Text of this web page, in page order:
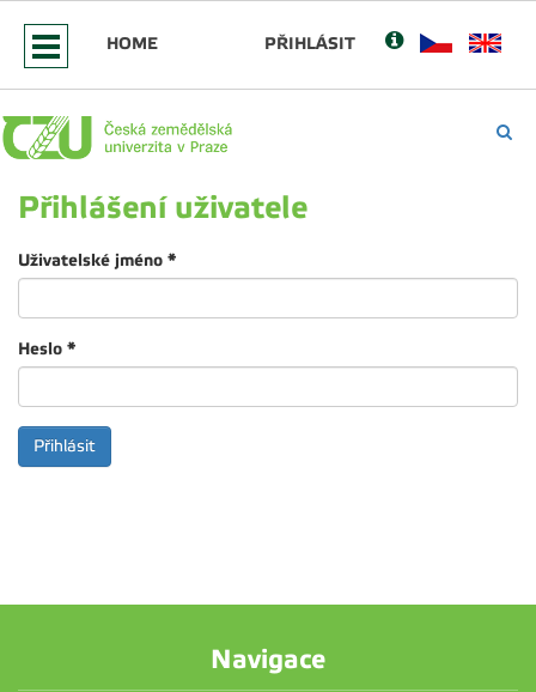
HOME PŘIHLÁSIT
Přihlášení uživatele
Uživatelské jméno *
Heslo *
Navigace